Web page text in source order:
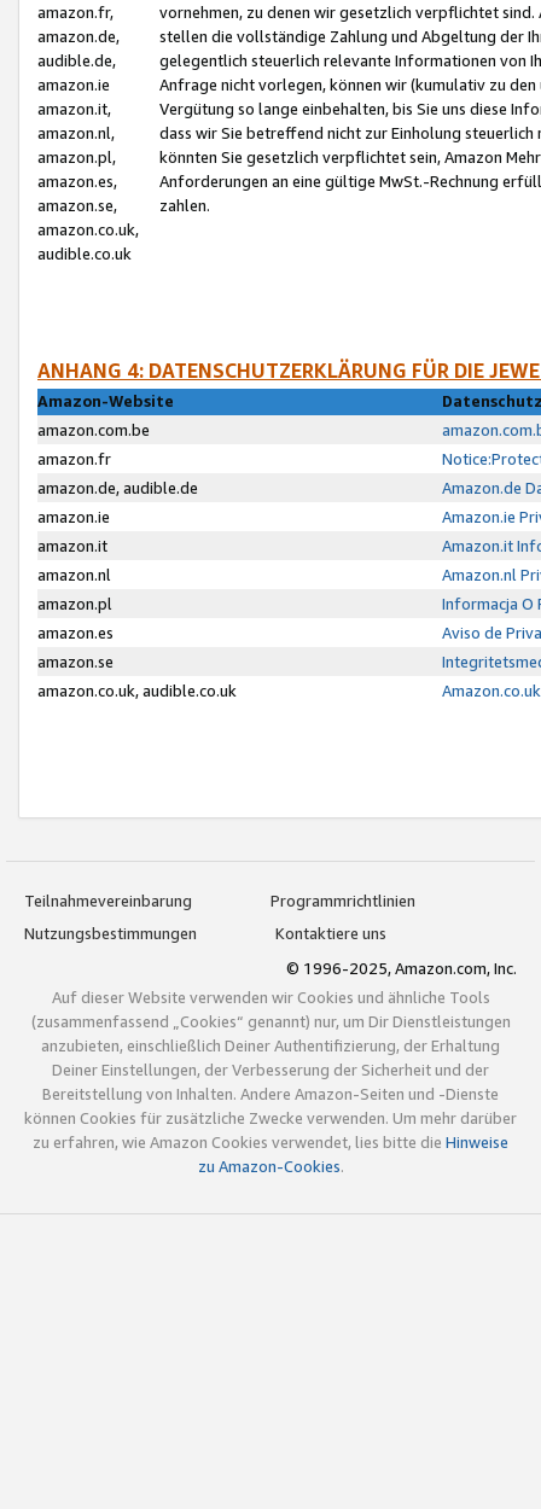
amazon.fr,
amazon.de,
audible.de,
amazon.ie
amazon.it,
amazon.nl,
amazon.pl,
amazon.es,
amazon.se,
amazon.co.uk,
audible.co.uk
vornehmen, zu denen wir gesetzlich verpflichtet
stellen die vollständige Zahlung und Abgeltung der
gelegentlich steuerlich relevante Informationen von
Anfrage nicht vorlegen, können wir (kumulativ zu
Vergütung so lange einbehalten, bis Sie uns diese
dass wir Sie betreffend nicht zur Einholung
könnten Sie gesetzlich verpflichtet sein, Amazon
Anforderungen an eine gültige MwSt.-Rechnung
zahlen.
ANHANG 4: DATENSCHUTZERKLÄRUNG FÜR DIE
Amazon-Website
amazon.com.be
amazon.fr
amazon.de, audible.de
Amazon.de
amazon.ie
Amazon.ie
amazon.it
Amazon.it
amazon.nl
Amazon.nl
amazon.pl
Informacja O
amazon.es
Aviso de
amazon.se
amazon.co.uk, audible.co.uk
Teilnahmevereinbarung
Programmrichtlinien
Nutzungsbestimmungen
Kontaktiere uns
© 1996-2025, Amazon.com, Inc.
Auf dieser Website verwenden wir Cookies und ähnliche Tools
(zusammenfassend „Cookies“ genannt) nur, um Dir Dienstleistungen
anzubieten, einschließlich Deiner Authentifizierung, der Erhaltung
Deiner Einstellungen, der Verbesserung der Sicherheit und der
Bereitstellung von Inhalten. Andere Amazon-Seiten und -Dienste
können Cookies für zusätzliche Zwecke verwenden. Um mehr darüber
zu erfahren, wie Amazon Cookies verwendet, lies bitte die Hinweise
zu Amazon-Cookies.